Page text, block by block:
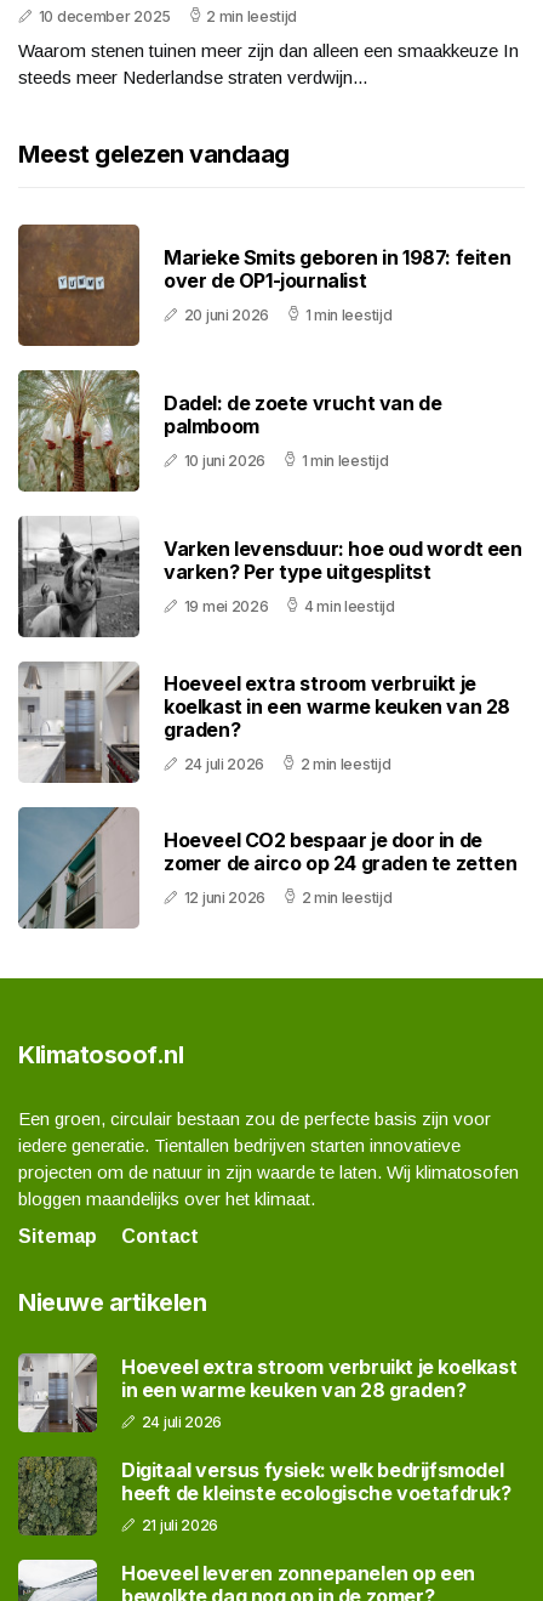
10 december 2025 2 min leestijd
Waarom stenen tuinen meer zijn dan alleen een smaakkeuze In
steeds meer Nederlandse straten verdwijn...
Meest gelezen vandaag
Marieke Smits geboren in 1987: feiten
over de OP1-journalist
20 juni 2026 1 min leestijd
Dadel: de zoete vrucht van de
palmboom
10 juni 2026 1 min leestijd
Varken levensduur: hoe oud wordt een
varken? Per type uitgesplitst
19 mei 2026 4 min leestijd
Hoeveel extra stroom verbruikt je
koelkast in een warme keuken van 28
graden?
24 juli 2026 2 min leestijd
Hoeveel CO2 bespaar je door in de
zomer de airco op 24 graden te zetten
12 juni 2026 2 min leestijd
Klimatosoof.nl
Een groen, circulair bestaan zou de perfecte basis zijn voor
iedere generatie. Tientallen bedrijven starten innovatieve
projecten om de natuur in zijn waarde te laten. Wij klimatosofen
bloggen maandelijks over het klimaat.
Sitemap
Contact
Nieuwe artikelen
Hoeveel extra stroom verbruikt je koelkast
in een warme keuken van 28 graden?
24 juli 2026
Digitaal versus fysiek: welk bedrijfsmodel
heeft de kleinste ecologische voetafdruk?
21 juli 2026
Hoeveel leveren zonnepanelen op een
bewolkte dag nog op in de zomer?